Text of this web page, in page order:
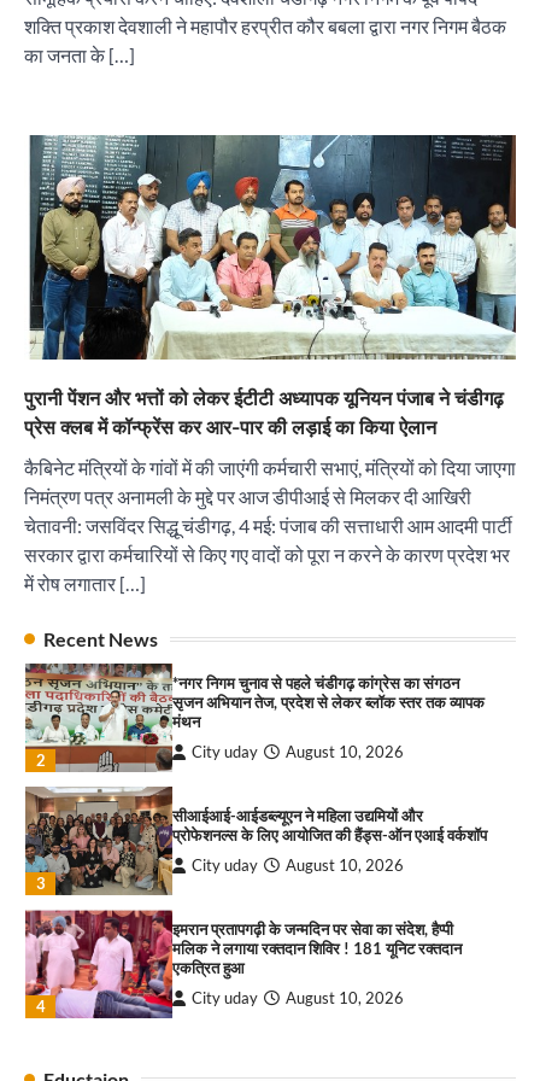
शक्ति प्रकाश देवशाली ने महापौर हरप्रीत कौर बबला द्वारा नगर निगम बैठक
का जनता के […]
पुरानी पेंशन और भत्तों को लेकर ईटीटी अध्यापक यूनियन पंजाब ने चंडीगढ़
प्रेस क्लब में कॉन्फ्रेंस कर आर-पार की लड़ाई का किया ऐलान
कैबिनेट मंत्रियों के गांवों में की जाएंगी कर्मचारी सभाएं, मंत्रियों को दिया जाएगा
निमंत्रण पत्र अनामली के मुद्दे पर आज डीपीआई से मिलकर दी आखिरी
चेतावनी: जसविंदर सिद्धू चंडीगढ़, 4 मई: पंजाब की सत्ताधारी आम आदमी पार्टी
सरकार द्वारा कर्मचारियों से किए गए वादों को पूरा न करने के कारण प्रदेश भर
में रोष लगातार […]
Recent News
*नगर निगम चुनाव से पहले चंडीगढ़ कांग्रेस का संगठन
सृजन अभियान तेज, प्रदेश से लेकर ब्लॉक स्तर तक व्यापक
मंथन
City uday August 10, 2026
3
सीआईआई-आईडब्ल्यूएन ने महिला उद्यमियों और
प्रोफेशनल्स के लिए आयोजित की हैंड्स-ऑन एआई वर्कशॉप
इमरान प्रतापगढ़ी के जन्मदिन पर सेवा का संदेश, हैप्पी
मलिक ने लगाया रक्तदान शिविर ! 181 यूनिट रक्तदान
एकत्रित हुआ
City uday August 10, 2026
1
2
*नगर निगम चुनाव से पहले चंडीगढ़ कांग्रेस का संगठन
सृजन अभियान तेज, प्रदेश से लेकर ब्लॉक स्तर तक व्यापक
मंथन
City uday August 10, 2026
3
सीआईआई-आईडब्ल्यूएन ने महिला उद्यमियों और
प्रोफेशनल्स के लिए आयोजित की हैंड्स-ऑन एआई वर्कशॉप
City uday August 10, 2026
4
इमरान प्रतापगढ़ी के जन्मदिन पर सेवा का संदेश, हैप्पी
मलिक ने लगाया रक्तदान शिविर ! 181 यूनिट रक्तदान
एकत्रित हुआ
City uday August 10, 2026
2
कश्मीर तक किया आगाज़, राष्ट्रीय एकता को मिलेगा नया
आयाम
City uday August 13, 2025
3
सरकारी आदर्श उच्च विद्यालय, सैक्टर 34-सी, चण्डीगढ़ में
कार्यक्रम आयोजित
City uday August 6, 2025
राहुल गाँधी ने खाई है वैश्विक मंच पर भारत को कमजोर करने
की कसम: देवशाली
City uday